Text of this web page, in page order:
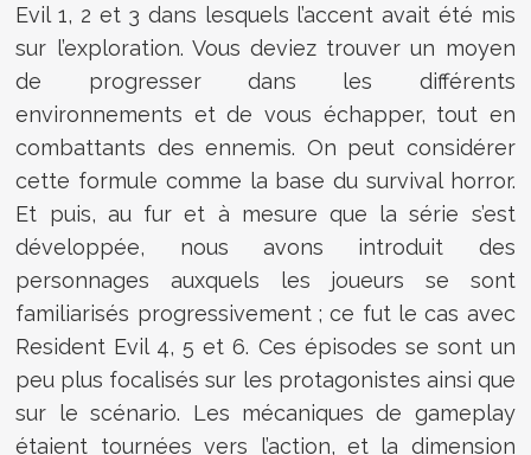
Evil 1, 2 et 3 dans lesquels l’accent avait été mis
sur l’exploration. Vous deviez trouver un moyen
de progresser dans les différents
environnements et de vous échapper, tout en
combattants des ennemis. On peut considérer
cette formule comme la base du survival horror.
Et puis, au fur et à mesure que la série s’est
développée, nous avons introduit des
personnages auxquels les joueurs se sont
familiarisés progressivement ; ce fut le cas avec
Resident Evil 4, 5 et 6. Ces épisodes se sont un
peu plus focalisés sur les protagonistes ainsi que
sur le scénario. Les mécaniques de gameplay
étaient tournées vers l’action, et la dimension